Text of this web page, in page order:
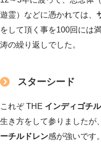
遊霊）などに憑かれては、
をして頂く事を100回には
涛の繰り返しでした。
スターシード
これぞ THE インディゴチ
生き方をして参りましたが
ーチルドレン感が強いです。